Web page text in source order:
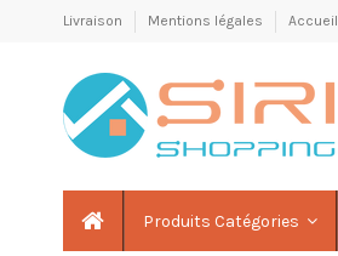
Livraison Mentions légales Accueil
Produits Catégories